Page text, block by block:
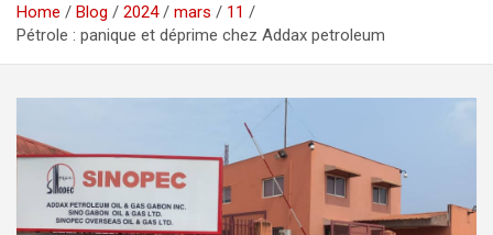
Home Blog 2024 mars
11
Pétrole : panique et déprime chez Addax petroleum